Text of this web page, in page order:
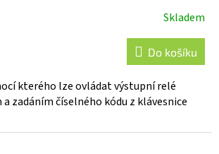
Skladem
Do košíku
kterého lze ovládat výstupní relé
zadáním číselného kódu z klávesnice